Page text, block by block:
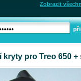
Zobrazit
kryty pro Treo 650